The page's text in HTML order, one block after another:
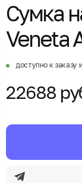
Сумка
Veneta
доступно к заказу
22688